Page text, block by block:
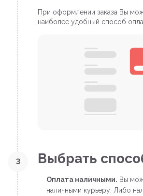
При оформлении заказа Вы
наиболее удобный способ
3 Выбрать
Оплата наличными. Вы
наличными курьеру. Либо